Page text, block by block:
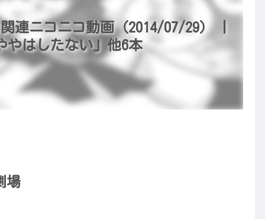
連ニコニコ動画（2014/07/29） |
やはしたない」他6本
場